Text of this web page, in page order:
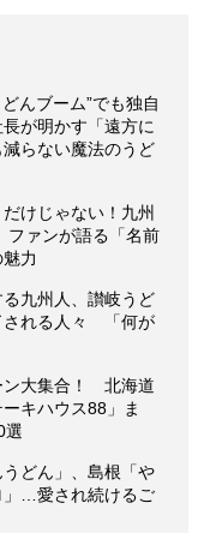
んブーム”でも独自
が明かす「遠方に
らない魔法のうど
けじゃない！九州
ファンが語る「名前
力
る九州人、讃岐うど
される人々 「何が
ン大集合！ 北海道
キハウス88」ま
選
どん」、島根「や
」…愛され続けるご